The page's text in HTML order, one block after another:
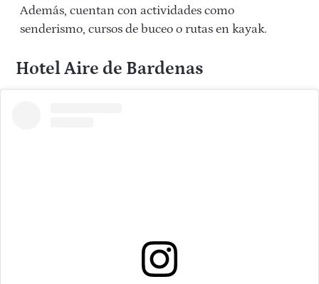
Además, cuentan con actividades como
senderismo, cursos de buceo o rutas en kayak.
Hotel Aire de Bardenas